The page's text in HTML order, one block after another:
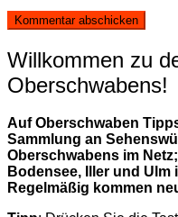
Willkommen zu
Oberschwabens!
Auf Oberschwaben
Sammlung an
Oberschwabens im
Bodensee, Iller und
Regelmäßig kommen